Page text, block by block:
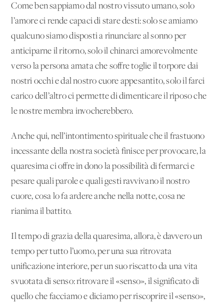
Come ben sappiamo dal nostro vissuto umano, solo
l’amore ci rende capaci di stare desti: solo se amiamo
qualcuno siamo disposti a rinunciare al sonno per
anticiparne il ritorno, solo il chinarci amorevolmente
verso la persona amata che soffre toglie il torpore dai
nostri occhi e dal nostro cuore appesantito, solo il farci
carico dell’altro ci permette di dimenticare il riposo che
le nostre membra invocherebbero.
Anche qui, nell’intontimento spirituale che il frastuono
incessante della nostra società finisce per provocare, la
quaresima ci offre in dono la possibilità di fermarci e
pesare quali parole e quali gesti ravvivano il nostro
cuore, cosa lo fa ardere anche nella notte, cosa ne
rianima il battito.
Il tempo di grazia della quaresima, allora, è davvero un
tempo per tutto l’uomo, per una sua ritrovata
unificazione interiore, per un suo riscatto da una vita
svuotata di senso: ritrovare il «senso», il significato di
quello che facciamo e diciamo per riscoprire il «senso»,